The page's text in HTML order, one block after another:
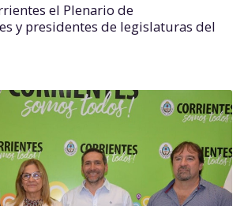
el Plenario de
y presidentes de legislaturas del